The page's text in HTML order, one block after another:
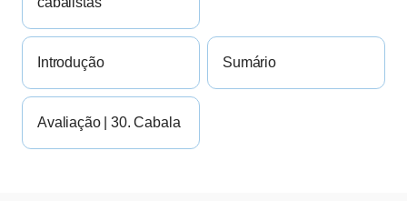
Introdução Sumário
Avaliação | 30. Cabala